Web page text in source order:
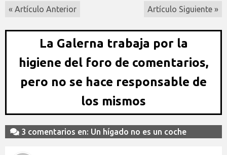
« Artículo Anterior Artículo Siguiente »
La Galerna trabaja por la
higiene del foro de comentarios,
pero no se hace responsable de
los mismos
3 comentarios en: Un hígado no es un coche